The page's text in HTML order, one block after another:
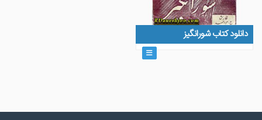
دانلود کتاب شورانگیز